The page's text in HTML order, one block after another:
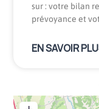
sur : votre bilan
prévoyance et
EN SAVOIR